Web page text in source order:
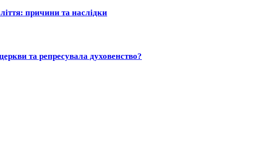
причини та наслідки
та репресувала духовенство?